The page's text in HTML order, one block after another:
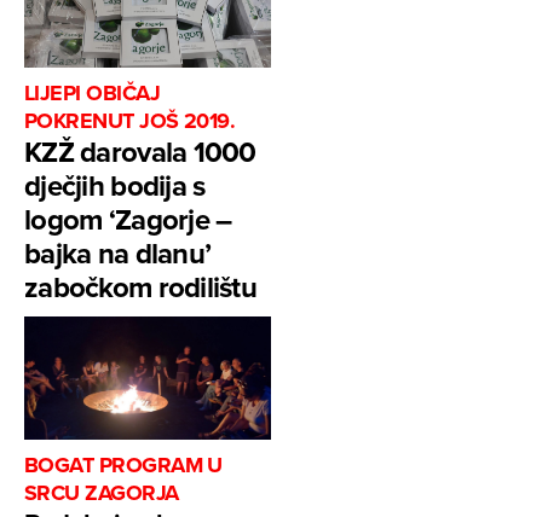
LIJEPI OBIČAJ
POKRENUT JOŠ 2019.
KZŽ darovala 1000
dječjih bodija s
logom ‘Zagorje –
bajka na dlanu’
zabočkom rodilištu
BOGAT PROGRAM U
SRCU ZAGORJA